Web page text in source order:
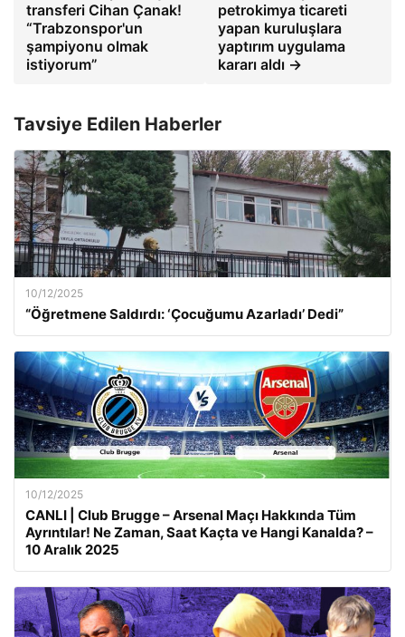
transferi Cihan Çanak!
“Trabzonspor'un
şampiyonu olmak
istiyorum”
petrokimya ticareti
yapan kuruluşlara
yaptırım uygulama
kararı aldı →
Tavsiye Edilen Haberler
10/12/2025
“Öğretmene Saldırdı: ‘Çocuğumu Azarladı’ Dedi”
10/12/2025
CANLI | Club Brugge – Arsenal Maçı Hakkında Tüm
Ayrıntılar! Ne Zaman, Saat Kaçta ve Hangi Kanalda? –
10 Aralık 2025